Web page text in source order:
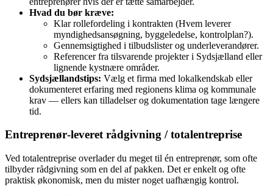
Hvad du bør kræve:
Klar rollefordeling i kontrakten (Hvem leverer
myndighedsansøgning, byggeledelse, kontrolplan?).
Gennemsigtighed i tilbudslister og underleverandører.
Referencer fra tilsvarende projekter i Sydsjælland eller
lignende kystnære områder.
Sydsjællandstips: Vælg et firma med lokalkendskab eller
dokumenteret erfaring med regionens klima og kommunale
krav — ellers kan tilladelser og dokumentation tage længere
tid.
Entreprenør‑leveret rådgivning / totalentreprise
Ved totalentreprise overlader du meget til én entreprenør, som ofte
tilbyder rådgivning som en del af pakken. Det er enkelt og ofte
praktisk økonomisk, men du mister noget uafhængig kontrol.